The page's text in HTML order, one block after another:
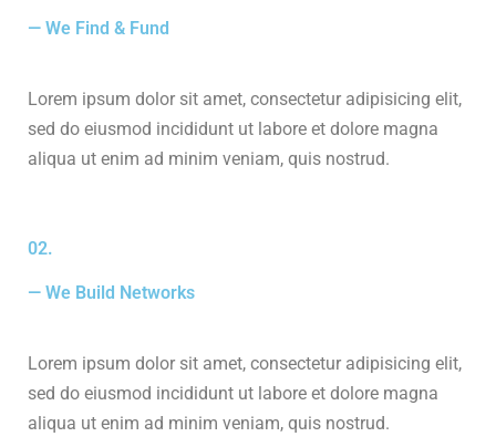
— We Find & Fund
Lorem ipsum dolor sit amet, consectetur adipisicing elit,
sed do eiusmod incididunt ut labore et dolore magna
aliqua ut enim ad minim veniam, quis nostrud.
02.
— We Build Networks
Lorem ipsum dolor sit amet, consectetur adipisicing elit,
sed do eiusmod incididunt ut labore et dolore magna
aliqua ut enim ad minim veniam, quis nostrud.